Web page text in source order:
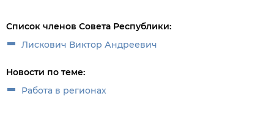
Список членов Совета Республики:
Лискович Виктор Андреевич
Новости по теме:
Работа в регионах